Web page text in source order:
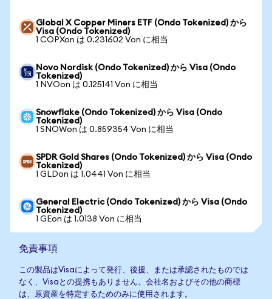
Global X Copper Miners ETF (Ondo Tokenized) から
Visa (Ondo Tokenized)
1 COPXon は 0.231602 Von に相当
Novo Nordisk (Ondo Tokenized) から Visa (Ondo
Tokenized)
1 NVOon は 0.125141 Von に相当
Snowflake (Ondo Tokenized) から Visa (Ondo
Tokenized)
1 SNOWon は 0.859354 Von に相当
SPDR Gold Shares (Ondo Tokenized) から Visa (Ondo
Tokenized)
1 GLDon は 1.0441 Von に相当
General Electric (Ondo Tokenized) から Visa (Ondo
Tokenized)
1 GEon は 1.0138 Von に相当
免責事項
この製品はVisaによって発行、後援、または承認されたものでは
なく、Visaとの提携もありません。会社名およびその他の商標
は、原資産を特定するためのみに使用されます。